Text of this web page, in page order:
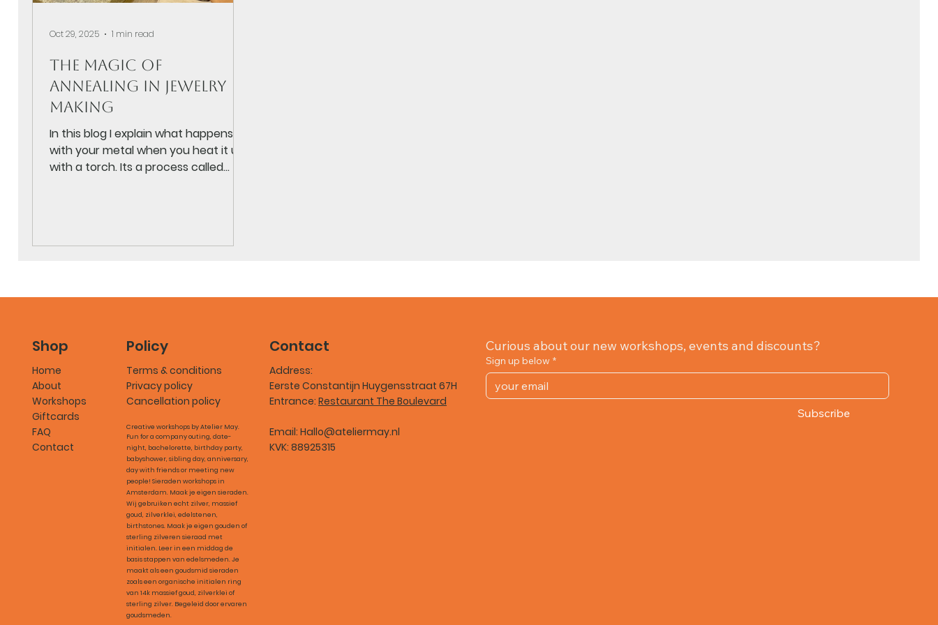
The Magic of
Annealing in Jewelry
Making
In this blog I explain what happens
with your metal when you heat it up
with a torch. Its a process called
Oct 29, 2025 1 min read
Shop
Home
About
Workshops
Giftcards
FAQ
Contact
Policy
Terms & conditions
Privacy policy
Cancellation policy
Creative workshops by Atelier May.
Fun for a company outing, date-
night, bachelorette, birthday party,
babyshower, sibling day, anniversary,
day with friends or meeting new
people! Sieraden workshops in
Amsterdam. Maak je eigen sieraden.
Wij gebruiken echt zilver, massief
goud, zilverklei, edelstenen,
birthstones. Maak je eigen gouden of
sterling zilveren sieraad met
initialen. Leer in een middag de
basis stappen van edelsmeden. Je
maakt als een goudsmid sieraden
zoals een organische initialen ring
van 14k massief goud, zilverklei of
sterling zilver. Begeleid door ervaren
goudsmeden.
Contact
Address:
Eerste Constantijn Huygensstraat 67H
Entrance: Restaurant The Boulevard
Email: Hallo@ateliermay.nl
KVK: 88925315
Curious about our new workshops, events and discounts?
Sign up below *
Subscribe